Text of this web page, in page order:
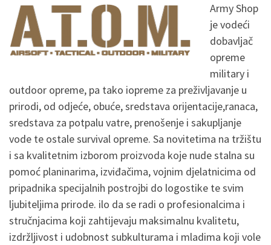
Army Shop
je vodeći
dobavljač
opreme
military i
outdoor opreme, pa tako iopreme za preživljavanje u
prirodi, od odjeće, obuće, sredstava orijentacije,ranaca,
sredstava za potpalu vatre, prenošenje i sakupljanje
vode te ostale survival opreme. Sa novitetima na tržištu
i sa kvalitetnim izborom proizvoda koje nude stalna su
pomoć planinarima, izviđačima, vojnim djelatnicima od
pripadnika specijalnih postrojbi do logostike te svim
ljubiteljima prirode. ilo da se radi o profesionalcima i
stručnjacima koji zahtijevaju maksimalnu kvalitetu,
izdržljivost i udobnost subkulturama i mladima koji vole